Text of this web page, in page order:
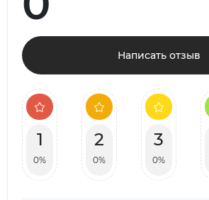
Написать отзыв
1
0%
2
0%
3
0%